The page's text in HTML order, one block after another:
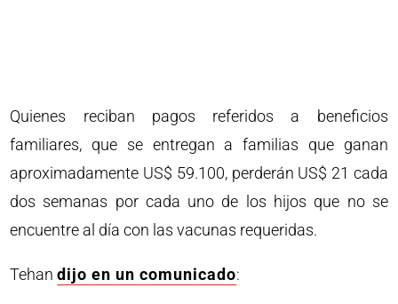
Quienes reciban pagos referidos a beneficios
familiares, que se entregan a familias que ganan
aproximadamente US$ 59.100, perderán US$ 21 cada
dos semanas por cada uno de los hijos que no se
encuentre al día con las vacunas requeridas.
Tehandijo en un comunicado: